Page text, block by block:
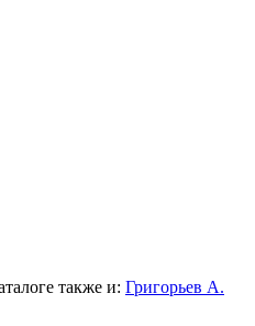
также и: Григорьев А.